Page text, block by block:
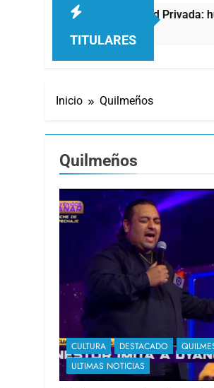
TITULARES
Privada: hubo detenidos y
Inicio Quilmeños
Quilmeños
CULTURA DESTACADO
ULTIMAS NOTICIAS